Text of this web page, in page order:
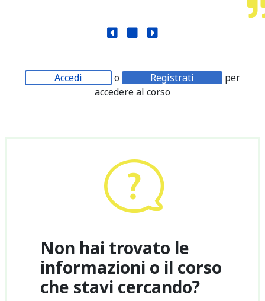
Accedi o Registrati
per
accedere al corso
Non hai trovato le
informazioni o il corso
che stavi cercando?